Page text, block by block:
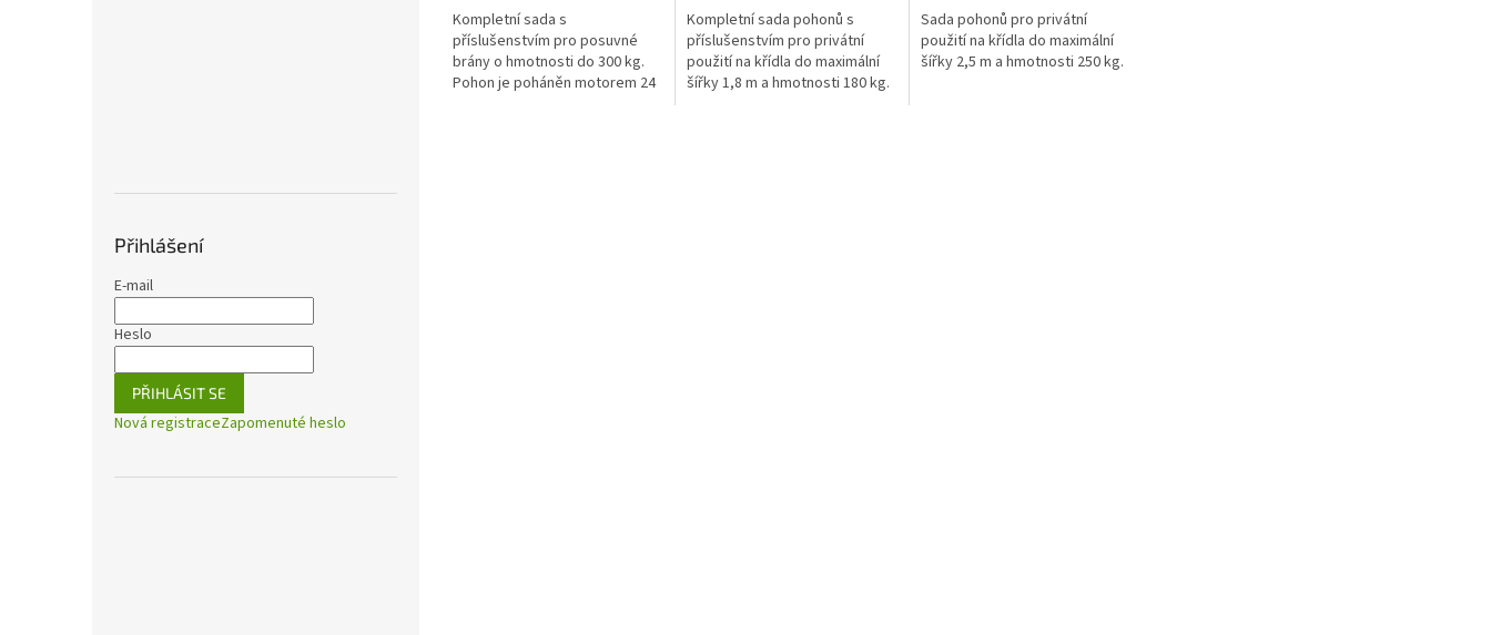
Přihlášení
E-mail
Heslo
PŘIHLÁSIT SE
Nová registraceZapomenuté heslo
Kompletní sada s
příslušenstvím pro posuvné
brány o hmotnosti do 300 kg.
Pohon je poháněn motorem 24
Kompletní sada pohonů s
příslušenstvím pro privátní
použití na křídla do maximální
šířky 1,8 m a hmotnosti 180 kg.
Sada pohonů pro privátní
použití na křídla do maximální
šířky 2,5 m a hmotnosti 250 kg.